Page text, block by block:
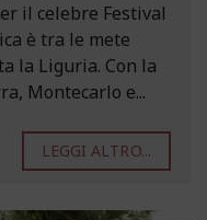
il celebre Festival
è tra le mete
la Liguria. Con la
Montecarlo e...
LEGGI ALTRO...